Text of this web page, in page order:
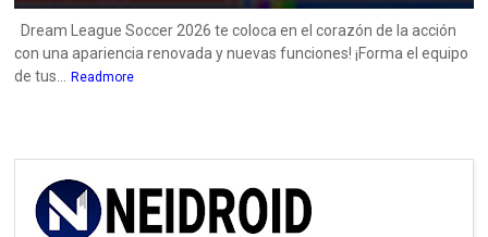
Dream League Soccer 2026 te coloca en el corazón de la acción
con una apariencia renovada y nuevas funciones! ¡Forma el equipo
de tus... Readmore